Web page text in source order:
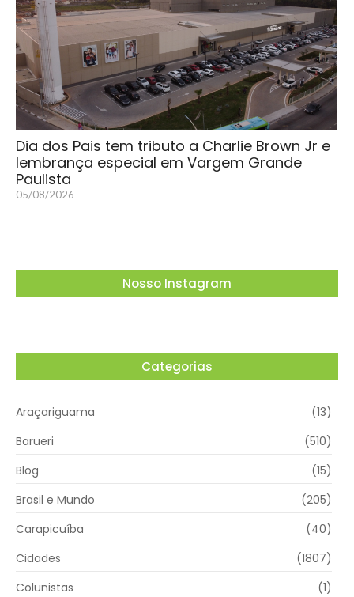
Dia dos Pais tem tributo a Charlie Brown Jr e
lembrança especial em Vargem Grande
Paulista
05/08/2026
Nosso Instagram
Categorias
Araçariguama
(13)
Barueri
(510)
Blog
(15)
Brasil e Mundo
(205)
Carapicuíba
(40)
Cidades
(1807)
Colunistas
(1)